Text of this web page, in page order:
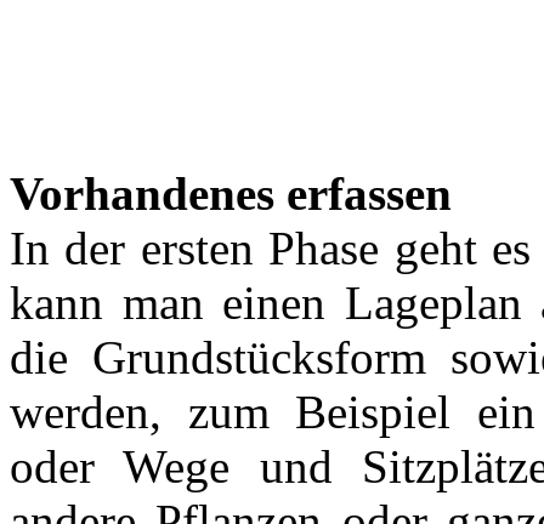
Vorhandenes erfassen
In der ersten Phase geht
kann man einen
die Grundstücksform
werden, zum Beispiel ein
oder Wege und